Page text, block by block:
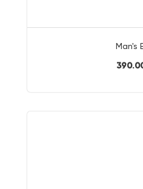
Man's